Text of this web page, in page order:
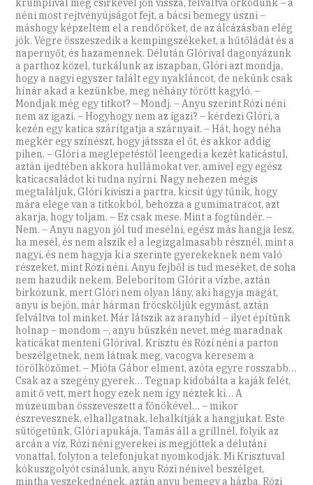
krumplival meg csirkével jön vissza, felváltva őrködünk – a
néni most rejtvényújságot fejt, a bácsi bemegy úszni –
máshogy képzeltem el a rendőröket, de az álcázásban elég
jók. Végre összeszedik a kempingszékeket, a hűtőládát és a
napernyőt, és hazamennek. Délután Glórival dagonyázunk
a parthoz közel, turkálunk az iszapban, Glóri azt mondja,
hogy a nagyi egyszer talált egy nyakláncot, de nekünk csak
hínár akad a kezünkbe, meg néhány törött kagyló. –
Mondjak még egy titkot? – Mondj. – Anyu szerint Rózi néni
nem az igazi. – Hogyhogy nem az igazi? – kérdezi Glóri, a
kezén egy katica szárítgatja a szárnyait. – Hát, hogy néha
megkér egy színészt, hogy játssza el őt, és akkor addig
pihen. – Glóri a meglepetéstől leengedi a kezét katicástul,
aztán ijedtében akkora hullámokat ver, amivel egy egész
katicacsaládot ki tudna nyírni. Nagy nehezen mégis
megtaláljuk, Glóri kiviszi a partra, kicsit úgy tűnik, hogy
mára elege van a titkokból, behozza a gumimatracot, azt
akarja, hogy toljam. – Ez csak mese. Mint a fogtündér. –
Nem. – Anyu nagyon jól tud mesélni, egész más hangja lesz,
ha mesél, és nem alszik el a legizgalmasabb résznél, mint a
nagyi, és nem hagyja ki a szerinte gyerekeknek nem való
részeket, mint Rózi néni. Anyu fejből is tud meséket, de soha
nem hazudik nekem. Beleborítom Glórit a vízbe, aztán
birkózunk, mert Glóri nem olyan lány, aki hagyja magát,
anyu is bejön, már hárman fröcsköljük egymást, aztán
felváltva tol minket. Már látszik az aranyhíd – ilyet építünk
holnap – mondom –, anyu büszkén nevet, még maradnak
katicákat menteni Glórival. Krisztu és Rózi néni a parton
beszélgetnek, nem látnak meg, vacogva keresem a
törölközőmet. – Mióta Gábor elment, azóta egyre rosszabb…
Csak az a szegény gyerek… Tegnap kidobálta a kaják felét,
amit ő vett, mert hogy ezek nem így néztek ki… A
múzeumban összeveszett a főnökével… – mikor
észrevesznek, elhallgatnak, lehalkítják a hangjukat. Este
sütögetünk, Glóri apukája, Tamás áll a grillnél, folyik az
arcán a víz, Rózi néni gyerekei is megjöttek a délutáni
vonattal, folyton a telefonjukat nyomkodják. Mi Krisztuval
kókuszgolyót csinálunk, anyu Rózi nénivel beszélget,
mintha veszekednének, aztán anyu bemegy a házba. Rózi